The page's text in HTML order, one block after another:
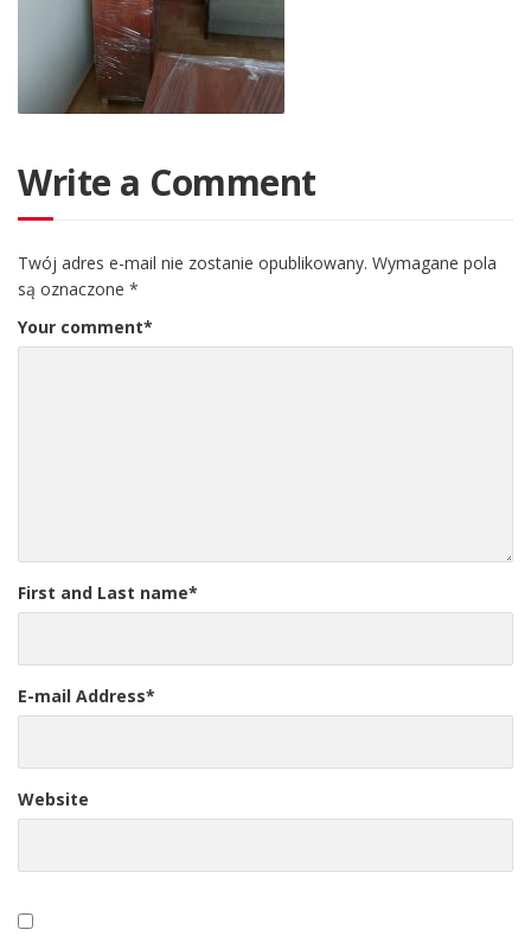
Write a Comment
Twój adres e-mail nie zostanie opublikowany. Wymagane pola
są oznaczone *
Your comment*
First and Last name*
E-mail Address*
Website